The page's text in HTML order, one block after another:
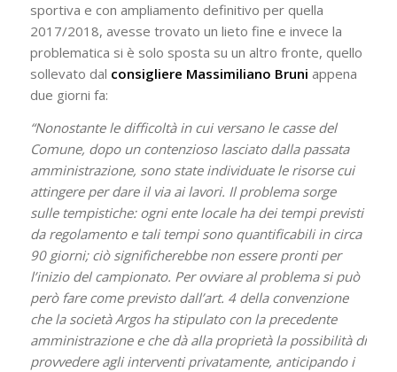
sportiva e con ampliamento definitivo per quella
2017/2018, avesse trovato un lieto fine e invece la
problematica si è solo sposta su un altro fronte, quello
sollevato dal consigliere Massimiliano Bruni appena
due giorni fa:
“Nonostante le difficoltà in cui versano le casse del
Comune, dopo un contenzioso lasciato dalla passata
amministrazione, sono state individuate le risorse cui
attingere per dare il via ai lavori. Il problema sorge
sulle tempistiche: ogni ente locale ha dei tempi previsti
da regolamento e tali tempi sono quantificabili in circa
90 giorni; ciò significherebbe non essere pronti per
l’inizio del campionato. Per ovviare al problema si può
però fare come previsto dall’art. 4 della convenzione
che la società Argos ha stipulato con la precedente
amministrazione e che dà alla proprietà la possibilità di
provvedere agli interventi privatamente, anticipando i